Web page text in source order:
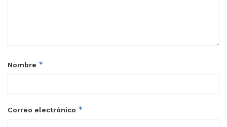
Nombre *
Correo electrónico *